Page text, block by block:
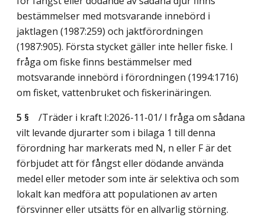
bestämmelser med motsvarande innebörd i
jaktlagen (1987:259) och jaktförordningen
(1987:905). Första stycket gäller inte heller fiske. I
fråga om fiske finns bestämmelser med
motsvarande innebörd i förordningen (1994:1716)
om fisket, vattenbruket och fiskerinäringen.
5 §
/Träder i kraft I:2026-11-01/ I fråga om sådana
vilt levande djurarter som i bilaga 1 till denna
förordning har markerats med N, n eller F är det
förbjudet att för fångst eller dödande använda
medel eller metoder som inte är selektiva och som
lokalt kan medföra att populationen av arten
försvinner eller utsätts för en allvarlig störning.